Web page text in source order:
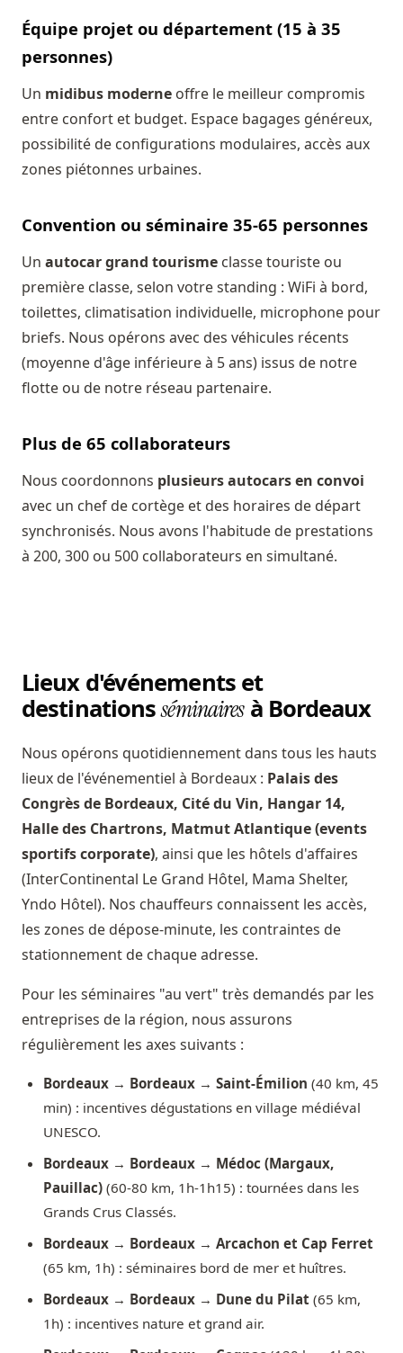
Équipe projet ou département (15 à 35
personnes)
Un midibus moderne offre le meilleur compromis
entre confort et budget. Espace bagages généreux,
possibilité de configurations modulaires, accès aux
zones piétonnes urbaines.
Convention ou séminaire 35-65 personnes
Un autocar grand tourisme classe touriste ou
première classe, selon votre standing : WiFi à bord,
toilettes, climatisation individuelle, microphone pour
briefs. Nous opérons avec des véhicules récents
(moyenne d'âge inférieure à 5 ans) issus de notre
flotte ou de notre réseau partenaire.
Plus de 65 collaborateurs
Nous coordonnons plusieurs autocars en convoi
avec un chef de cortège et des horaires de départ
synchronisés. Nous avons l'habitude de prestations
à 200, 300 ou 500 collaborateurs en simultané.
Lieux d'événements et
destinationsséminairesà Bordeaux
Nous opérons quotidiennement dans tous les hauts
lieux de l'événementiel à Bordeaux : Palais des
Congrès de Bordeaux, Cité du Vin, Hangar 14,
Halle des Chartrons, Matmut Atlantique (events
sportifs corporate), ainsi que les hôtels d'affaires
(InterContinental Le Grand Hôtel, Mama Shelter,
Yndo Hôtel). Nos chauffeurs connaissent les accès,
les zones de dépose-minute, les contraintes de
stationnement de chaque adresse.
Pour les séminaires "au vert" très demandés par les
entreprises de la région, nous assurons
régulièrement les axes suivants :
Bordeaux → Bordeaux → Saint-Émilion (40 km, 45
min) : incentives dégustations en village médiéval
UNESCO.
Bordeaux → Bordeaux → Médoc (Margaux,
Pauillac) (60-80 km, 1h-1h15) : tournées dans les
Grands Crus Classés.
Bordeaux → Bordeaux → Arcachon et Cap Ferret
(65 km, 1h) : séminaires bord de mer et huîtres.
Bordeaux → Bordeaux → Dune du Pilat (65 km,
1h) : incentives nature et grand air.